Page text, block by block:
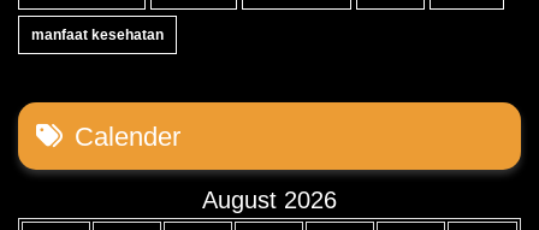
manfaat kesehatan
Calender
August 2026